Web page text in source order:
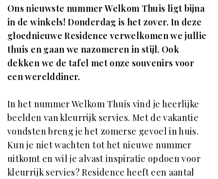
Ons nieuwste nummer Welkom Thuis ligt bijna
in de winkels! Donderdag is het zover. In deze
gloednieuwe Residence verwelkomen we jullie
thuis en gaan we nazomeren in stijl. Ook
dekken we de tafel met onze souvenirs voor
een werelddiner.
In het nummer Welkom Thuis vind je heerlijke
beelden van kleurrijk servies. Met de vakantie
vondsten breng je het zomerse gevoel in huis.
Kun je niet wachten tot het nieuwe nummer
uitkomt en wil je alvast inspiratie opdoen voor
kleurrijk servies? Residence heeft een aantal